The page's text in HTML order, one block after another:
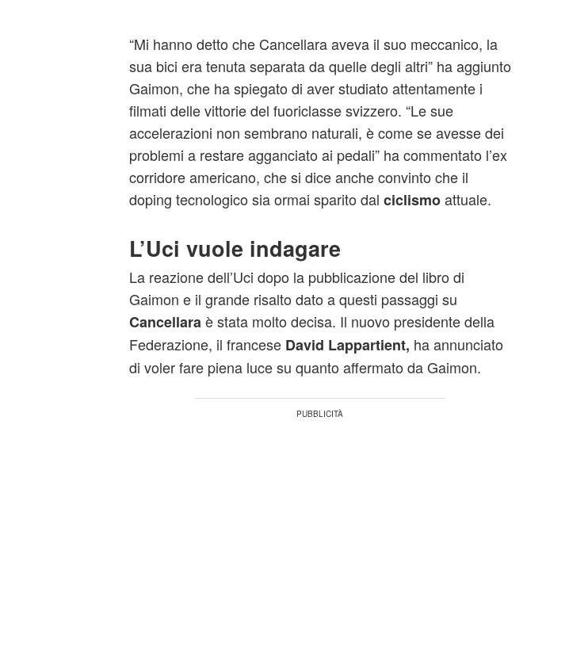
“Mi hanno detto che Cancellara aveva il suo meccanico, la
sua bici era tenuta separata da quelle degli altri” ha aggiunto
Gaimon, che ha spiegato di aver studiato attentamente i
filmati delle vittorie del fuoriclasse svizzero. “Le sue
accelerazioni non sembrano naturali, è come se avesse dei
problemi a restare agganciato ai pedali” ha commentato l’ex
corridore americano, che si dice anche convinto che il
doping tecnologico sia ormai sparito dal ciclismoattuale.
L’Uci vuole indagare
La reazione dell’Uci dopo la pubblicazione del libro di
Gaimon e il grande risalto dato a questi passaggi su
Cancellara è stata molto decisa. Il nuovo presidente della
Federazione, il francese David Lappartient, ha annunciato
di voler fare piena luce su quanto affermato da Gaimon.